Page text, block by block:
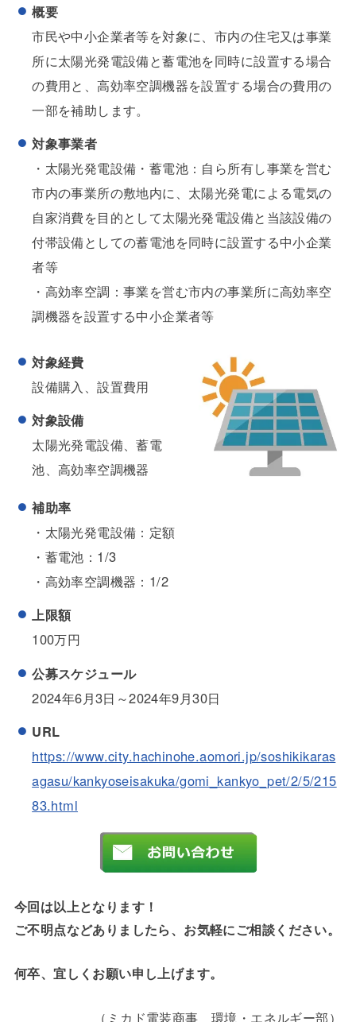
概要
市民や中小企業者等を対象に、市内の住宅又は事業
所に太陽光発電設備と蓄電池を同時に設置する場合
の費用と、高効率空調機器を設置する場合の費用の
一部を補助します。
対象事業者
・太陽光発電設備・蓄電池：自ら所有し事業を営む
市内の事業所の敷地内に、太陽光発電による電気の
自家消費を目的として太陽光発電設備と当該設備の
付帯設備としての蓄電池を同時に設置する中小企業
者等
・高効率空調：事業を営む市内の事業所に高効率空
調機器を設置する中小企業者等
対象経費
設備購入、設置費用
対象設備
太陽光発電設備、蓄電
池、高効率空調機器
補助率
・太陽光発電設備：定額
・蓄電池：1/3
・高効率空調機器：1/2
上限額
100万円
公募スケジュール
2024年6月3日～2024年9月30日
URL
https://www.city.hachinohe.aomori.jp/soshikikaras
agasu/kankyoseisakuka/gomi_kankyo_pet/2/5/215
83.html
今回は以上となります！
ご不明点などありましたら、お気軽にご相談ください。
何卒、宜しくお願い申し上げます。
（ミカド電装商事 環境・エネルギー部）